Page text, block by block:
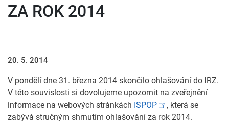
ZA ROK 2014
20. 5. 2014
V pondělí dne 31. března 2014 skončilo ohlašování do IRZ.
V této souvislosti si dovolujeme upozornit na zveřejnění
informace na webových stránkách ISPOP
, která se
zabývá stručným shrnutím ohlašování za rok 2014.